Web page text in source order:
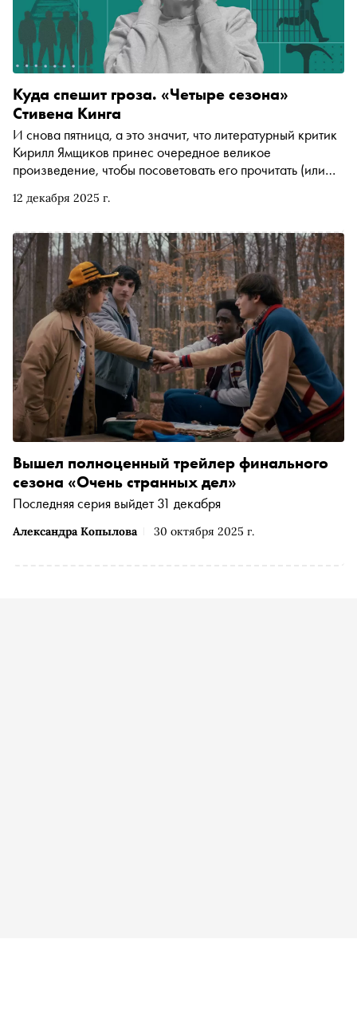
12 декабря 2025 г.
Куда спешит гроза. «Четыре сезона»
Стивена Кинга
И снова пятница, а это значит, что литературный критик
Кирилл Ямщиков принес очередное великое
произведение, чтобы посоветовать его прочитать (или
Кинга, «южная готика с вылеченными зубами»: сборник
самые страшные и прекрасные вещи происходят при
свете дня
Александра Копылова 30 октября 2025 г.
Вышел полноценный трейлер финального
сезона «Очень странных дел»
Последняя серия выйдет 31 декабря